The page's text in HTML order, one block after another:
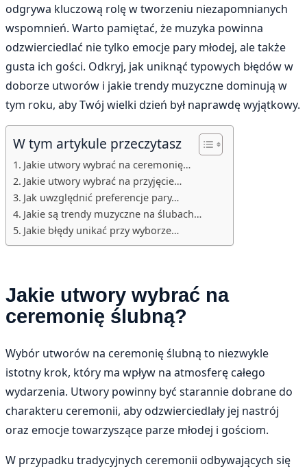
odgrywa kluczową rolę w tworzeniu niezapomnianych
wspomnień. Warto pamiętać, że muzyka powinna
odzwierciedlać nie tylko emocje pary młodej, ale także
gusta ich gości. Odkryj, jak uniknąć typowych błędów w
doborze utworów i jakie trendy muzyczne dominują w
tym roku, aby Twój wielki dzień był naprawdę wyjątkowy.
W tym artykule przeczytasz
Jakie utwory wybrać na ceremonię…
Jakie utwory wybrać na przyjęcie…
Jak uwzględnić preferencje pary…
Jakie są trendy muzyczne na ślubach…
Jakie błędy unikać przy wyborze…
Jakie utwory wybrać na
ceremonię ślubną?
Wybór utworów na ceremonię ślubną to niezwykle
istotny krok, który ma wpływ na atmosferę całego
wydarzenia. Utwory powinny być starannie dobrane do
charakteru ceremonii, aby odzwierciedlały jej nastrój
oraz emocje towarzyszące parze młodej i gościom.
W przypadku tradycyjnych ceremonii odbywających się